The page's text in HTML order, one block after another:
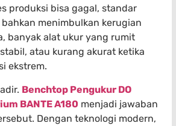
produksi bisa gagal, standar
menimbulkan kerugian
banyak alat ukur yang rumit
atau kurang akurat ketika
ekstrem.
Benchtop Pengukur DO
BANTE A180 menjadi jawaban
Dengan teknologi modern,